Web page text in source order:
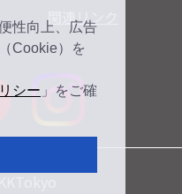
性向上、広告
Cookie）を
シー 」をご確
関連リンク